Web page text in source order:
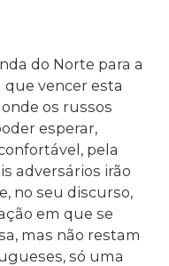
do Norte para a
vencer esta
os russos
esperar,
pela
adversários irão
no seu discurso,
em que se
mas não restam
só uma